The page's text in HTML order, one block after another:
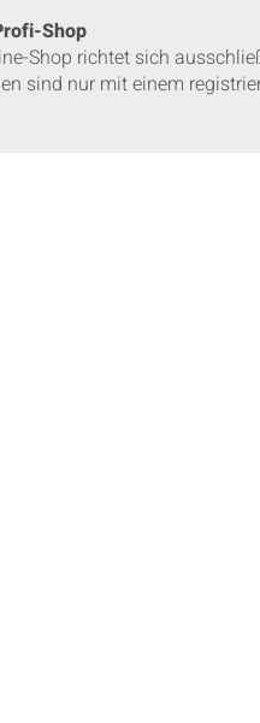
Shop
Shop richtet sich
sind nur mit einem